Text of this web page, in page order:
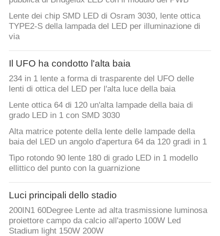
CASI
CHIEDI
UN
PREVENTIVO
MAPPA
DEL
SITO
NORME
SULLA
PRIVACY
Lente dei chip SMD LED di Osram 3030, lente ottica
TYPE2-S della lampada del LED per illuminazione di
via
Il UFO ha condotto l'alta baia
234 in 1 lente a forma di trasparente del UFO delle
lenti di ottica del LED per l'alta luce della baia
Lente ottica 64 di 120 un'alta lampade della baia di
grado LED in 1 con SMD 3030
Alta matrice potente della lente delle lampade della
baia del LED un angolo d'apertura 64 da 120 gradi in 1
Tipo rotondo 90 lente 180 di grado LED in 1 modello
ellittico del punto con la guarnizione
Luci principali dello stadio
200IN1 60Degree Lente ad alta trasmissione luminosa
proiettore campo da calcio all'aperto 100W Led
Stadium light 150W 200W